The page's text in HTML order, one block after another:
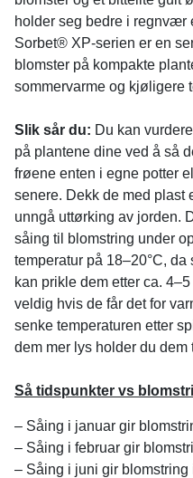
holder seg bedre i regnvær
Sorbet® XP-serien er en
blomster på kompakte
sommervarme og kjøligere
Slik sår du: Du kan
på plantene dine ved å så
frøene enten i egne potter
senere. Dekk de med plast
unngå uttørking av jorden.
såing til blomstring under
temperatur på 18–20°C,
kan prikle dem etter ca.
veldig hvis de får det for
senke temperaturen etter
dem mer lys holder du dem
Så tidspunkter vs
– Såing i januar gir
– Såing i februar gir
– Såing i juni gir blomstring